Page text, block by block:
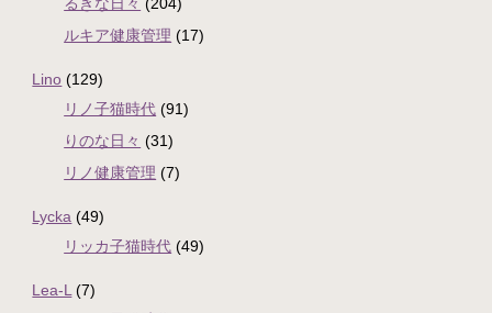
ルキア健康管理 (17)
Lino (129)
リノ子猫時代 (91)
りのな日々 (31)
リノ健康管理 (7)
Lycka (49)
リッカ子猫時代 (49)
Lea-L (7)